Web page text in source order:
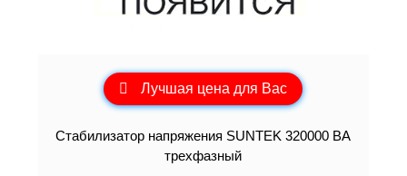
Лучшая цена для Вас
Стабилизатор напряжения SUNTEK 320000 ВА
трехфазный